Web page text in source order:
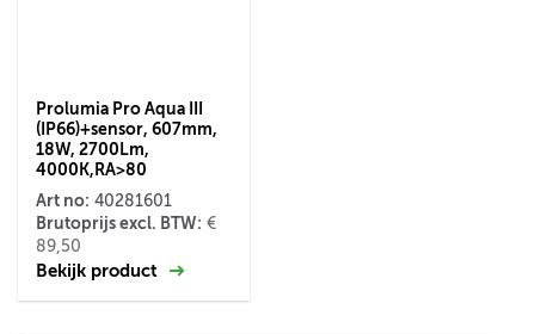
Prolumia Pro Aqua III
(IP66)+sensor, 607mm,
18W, 2700Lm,
4000K,RA>80
Art no: 40281601
Brutoprijs excl. BTW: €
89,50
Bekijk product